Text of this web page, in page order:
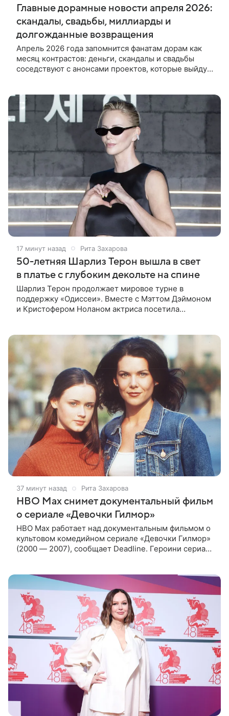
Главные дорамные новости апреля 2026:
скандалы, свадьбы, миллиарды и
долгожданные возвращения
Апрель 2026 года запомнится фанатам дорам как
месяц контрастов: деньги, скандалы и свадьбы
соседствуют с анонсами проектов, которые выйдут
17 минут назад Рита Захарова
50-летняя Шарлиз Терон вышла в свет
в платье с глубоким декольте на спине
Шарлиз Терон продолжает мировое турне в
поддержку «Одиссеи». Вместе с Мэттом Дэймоном
и Кристофером Ноланом актриса посетила
37 минут назад Рита Захарова
HBO Max снимет документальный фильм
о сериале «Девочки Гилмор»
HBO Max работает над документальным фильмом о
культовом комедийном сериале «Девочки Гилмор»
(2000 — 2007), сообщает Deadline. Героини сериала